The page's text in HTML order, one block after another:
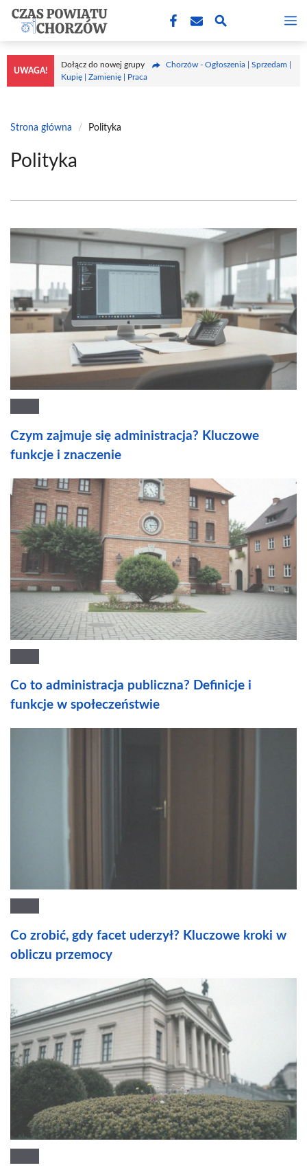
Przejdź
treści
UWAGA!
Dołącz do nowej grupy
Chorzów - Ogłoszenia | Sprzedam |
Kupię | Zamienię | Praca
Strona główna / Polityka
Polityka
Czym zajmuje się administracja? Kluczowe
funkcje i znaczenie
Co to administracja publiczna? Definicje i
funkcje w społeczeństwie
Co zrobić, gdy facet uderzył? Kluczowe kroki w
obliczu przemocy